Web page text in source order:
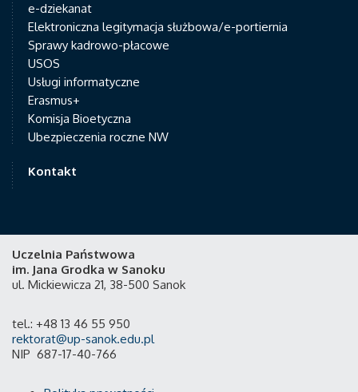
e-dziekanat
Elektroniczna legitymacja służbowa/e-portiernia
Sprawy kadrowo-płacowe
USOS
Usługi informatyczne
Erasmus+
Komisja Bioetyczna
Ubezpieczenia roczne NW
Kontakt
Uczelnia Państwowa
im. Jana Grodka w Sanoku
ul. Mickiewicza 21, 38-500 Sanok
tel.: +48 13 46 55 950
rektorat@up-sanok.edu.pl
NIP 687-17-40-766